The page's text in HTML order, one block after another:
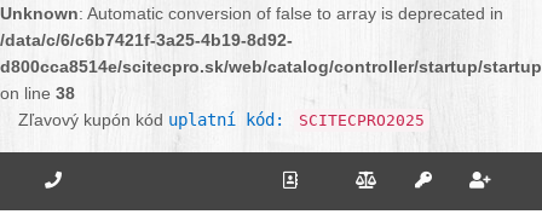
Unknown: Automatic conversion of false to array is deprecated in
/data/c/6/c6b7421f-3a25-4b19-8d92-
d800cca8514e/scitecpro.sk/web/catalog/controller/startup/
on line 38
Zľavový kupón kód uplatní kód: SCITECPRO2025
Potrebujete poradiť? Zavolajte nám. Kontakt Porovnanie
Prihlásiť sa